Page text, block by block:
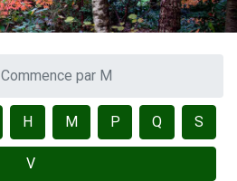
Commence par M
H M P Q S
V